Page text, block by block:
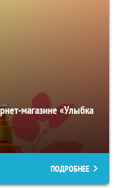
магазине «Улыбка
ПОДРОБНЕЕ